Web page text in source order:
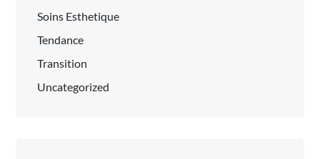
Soins Esthetique
Tendance
Transition
Uncategorized